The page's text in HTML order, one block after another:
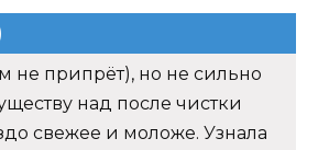
не припрёт), но не сильно
над после чистки
свежее и моложе. Узнала